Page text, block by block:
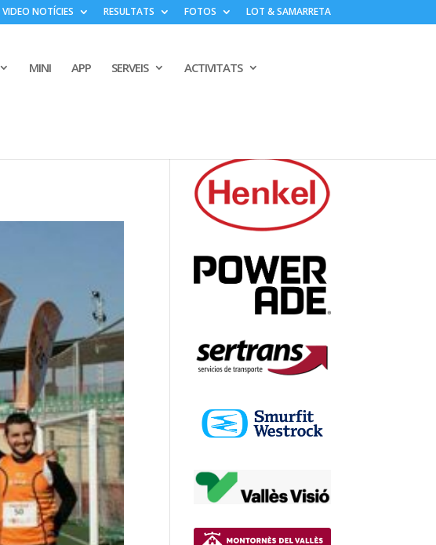
VIDEO NOTÍCIES RESULTATS FOTOS LOT & SAMARRETA
MINI APP SERVEIS ACTIVITATS